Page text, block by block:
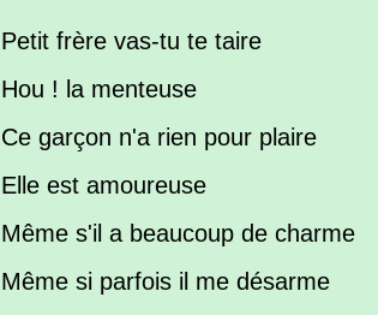
Petit frère vas-tu te taire
Hou ! la menteuse
Ce garçon n'a rien pour plaire
Elle est amoureuse
Même s'il a beaucoup de charme
Même si parfois il me désarme